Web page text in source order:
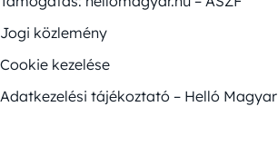
Jogi közlemény
Cookie kezelése
Adatkezelési tájékoztató – Helló Magyar